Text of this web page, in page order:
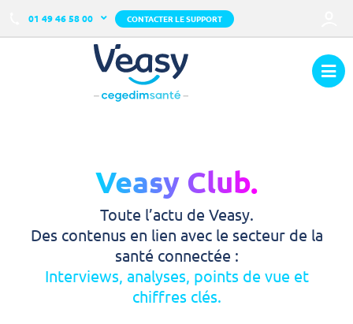
01 49 46 58 00 CONTACTER LE SUPPORT
Veasy Club.
Toute l’actu de Veasy.
Des contenus en lien avec le secteur de la
santé connectée :
Interviews, analyses, points de vue et
chiffres clés.